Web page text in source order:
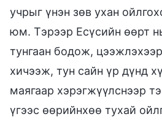
учрыг үнэн зөв ухан
юм. Тэрээр Есүсийн өөрт
тунгаан бодож,
хичээж, тун сайн үр дүнд
маягаар хэрэгжүүлснээр
үгээс өөрийнхөө тухай